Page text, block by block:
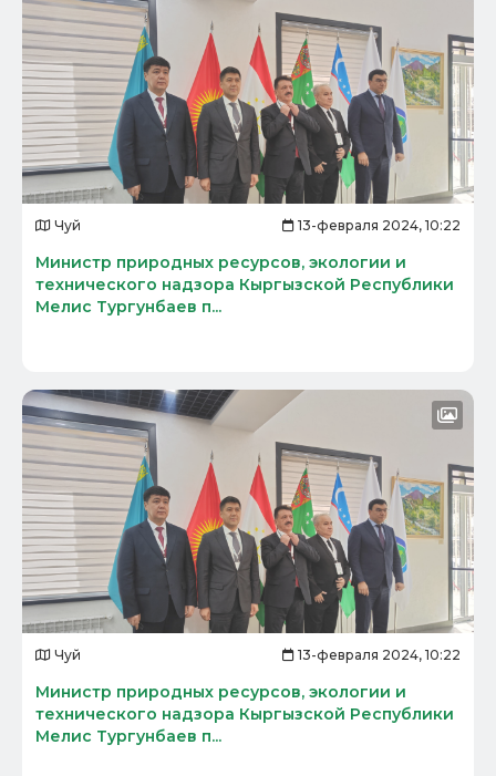
Чуй 13-февраля 2024, 10:22
Министр природных ресурсов, экологии и
технического надзора Кыргызской Республики
Мелис Тургунбаев п...
Чуй 13-февраля 2024, 10:22
Министр природных ресурсов, экологии и
технического надзора Кыргызской Республики
Мелис Тургунбаев п...